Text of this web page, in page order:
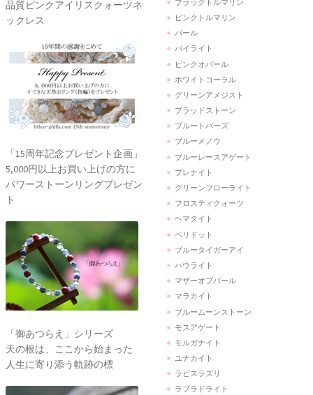
品質ピンクアイリスクォーツネ
ックレス
「15周年記念プレゼント企画」
5,000円以上お買い上げの方に
パワーストーンリングプレゼン
ト
「御あつらえ」シリーズ
天の根は、ここから始まった
人生に寄り添う軌跡の標
ピンクトルマリン
パール
パイライト
ピンクオパール
ホワイトコーラル
グリーンアメジスト
ブラッドストーン
ブルートパーズ
ブルーメノウ
ブルーレースアゲート
プレナイト
グリーンフローライト
フロスティクォーツ
ヘマタイト
ペリドット
ブルータイガーアイ
ハウライト
マザーオブパール
マラカイト
ブルームーンストーン
モスアゲート
モルガナイト
ユナカイト
ラピスラズリ
ラブラドライト